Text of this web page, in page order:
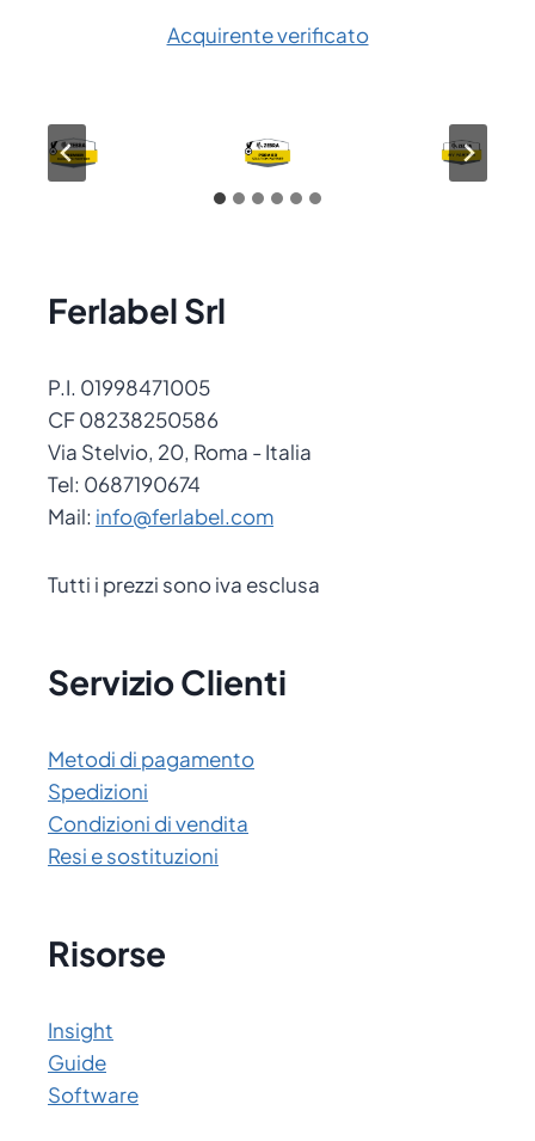
Acquirente verificato
Ferlabel Srl
P.I. 01998471005
CF 08238250586
Via Stelvio, 20, Roma - Italia
Tel: 0687190674
Mail: info@ferlabel.com
Tutti i prezzi sono iva esclusa
Servizio Clienti
Metodi di pagamento
Spedizioni
Condizioni di vendita
Resi e sostituzioni
Risorse
Insight
Guide
Software